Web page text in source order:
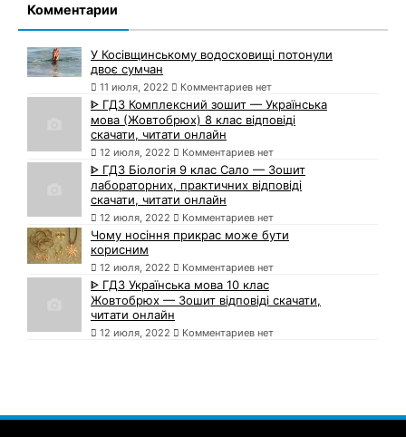
Комментарии
У Косівщинському водосховищі потонули
двоє сумчан
11 июля, 2022 Комментариев нет
ᐈ ГДЗ Комплексний зошит — Українська
мова (Жовтобрюх) 8 клас відповіді
скачати, читати онлайн
12 июля, 2022 Комментариев нет
ᐈ ГДЗ Біологія 9 клас Сало — Зошит
лабораторних, практичних відповіді
скачати, читати онлайн
12 июля, 2022 Комментариев нет
Чому носіння прикрас може бути
корисним
12 июля, 2022 Комментариев нет
ᐈ ГДЗ Українська мова 10 клас
Жовтобрюх — Зошит відповіді скачати,
читати онлайн
12 июля, 2022 Комментариев нет